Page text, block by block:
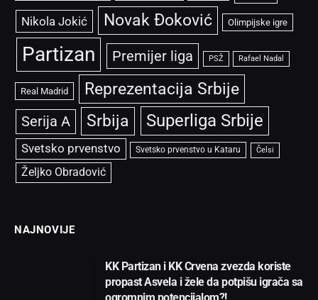
Nikola Jokić Novak Đoković Olimpijske igre
Partizan Premijer liga PSŽ Rafael Nadal
Real Madrid Reprezentacija Srbije
Serija A Srbija Superliga Srbije
Svetsko prvenstvo Svetsko prvenstvo u Kataru Čelsi
Željko Obradović
NAJNOVIJE
KK Partizan i KK Crvena zvezda koriste
propast Asvela i žele da potpišu igrača sa
ogromnim potencijalom?!